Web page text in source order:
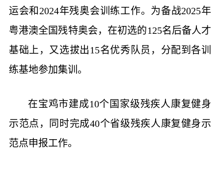
运会和2024年残奥会训练工作。为备战2025年
粤港澳全国残特奥会，在初选的125名后备人才
基础上，又选拔出15名优秀队员，分配到各训
练基地参加集训。
在宝鸡市建成10个国家级残疾人康复健身
示范点，同时完成40个省级残疾人康复健身示
范点申报工作。